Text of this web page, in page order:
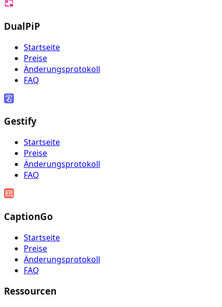
DualPiP
Startseite
Preise
Änderungsprotokoll
FAQ
Gestify
Startseite
Preise
Änderungsprotokoll
FAQ
CaptionGo
Startseite
Preise
Änderungsprotokoll
FAQ
Ressourcen